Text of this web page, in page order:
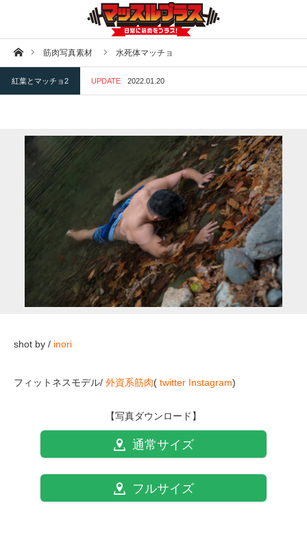
ホーム筋肉写真素材 水死体マッチョ
紅葉とマッチョ2 UPDATE 2022.01.20
shot by / inori
フィットネスモデル/ 外資系筋肉( twitter Instagram)
【写真ダウンロード】
通常サイズ
フルサイズ